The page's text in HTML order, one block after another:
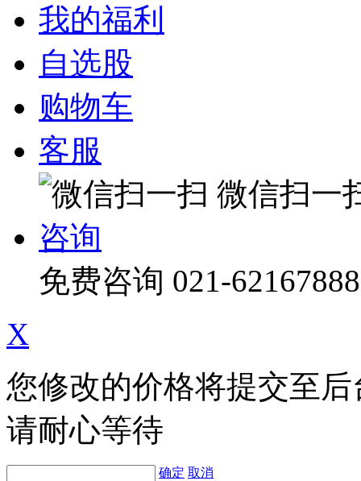
我的福利
自选股
购物车
客服
微信扫一
咨询
免费咨询 021-62167888
X
您修改的价格将提交至
请耐心等待
确定 取消